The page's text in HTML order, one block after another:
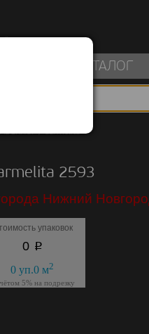
КАТАЛОГ
ABERHOF/Carmelita
2593
Нижний
упаковок
0 p
0 уп.0 м2
5% на подрезку